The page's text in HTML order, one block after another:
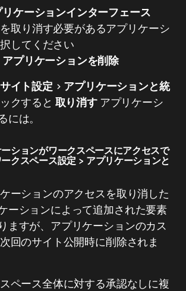
ケーションインターフェース
取り消す必要があるアプリケーシ
してください
アプリケーションを削除
サイト設定 > アプリケーションと統
クすると 取り消すアプリケーシ
には。
ションがワークスペースにアクセスで
ークスペース設定 > アプリケーションと
ーションのアクセスを取り消した
ーションによって追加された要素
ますが、アプリケーションのカス
回のサイト公開時に削除されま
ペース全体に対する承認なしに複